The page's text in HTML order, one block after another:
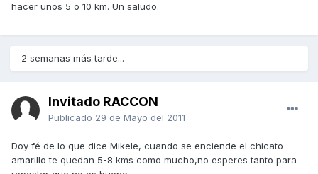
hacer unos 5 o 10 km. Un saludo.
2 semanas más tarde...
Invitado RACCON
Publicado 29 de Mayo del 2011
Doy fé de lo que dice Mikele, cuando se enciende el chicato
amarillo te quedan 5-8 kms como mucho,no esperes tanto para